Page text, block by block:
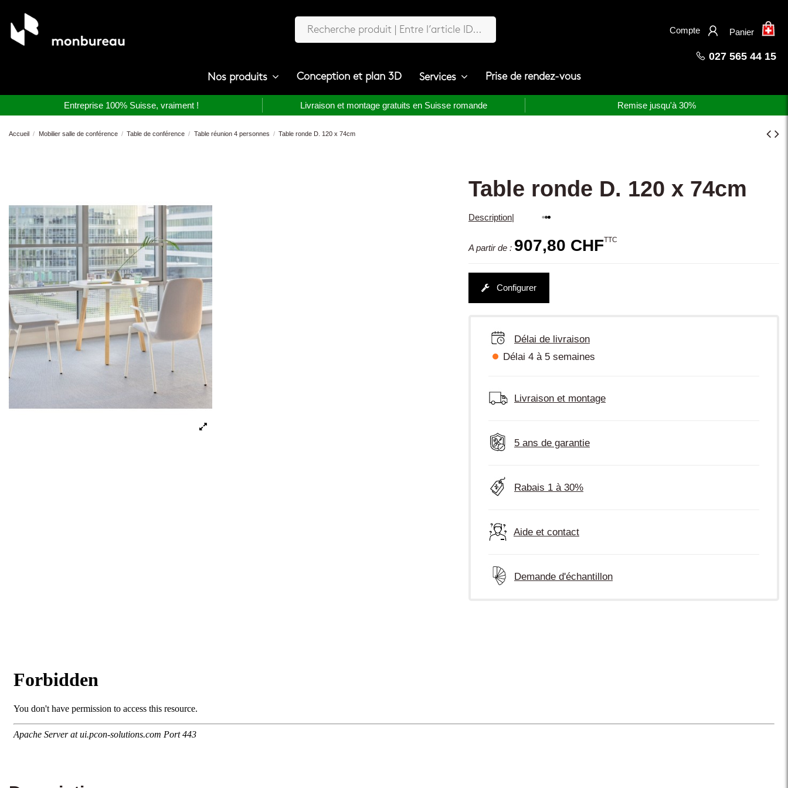
×
Compte Panier
027 565 44 15
Nos produits Conception et plan 3D Services Prise de rendez-vous
Entreprise 100% Suisse, vraiment ! Livraison et montage gratuits en Suisse romande Remise jusqu'à 30%
Accueil Mobilier salle de conférence Table de conférence Table réunion 4 personnes Table ronde D. 120 x 74cm
Table ronde D. 120 x 74cm
Description|
A partir de : 907,80 CHFTTC
Configurer
Délai de livraison
Délai 4 à 5 semaines
Livraison et montage
5 ans de garantie
Rabais 1 à 30%
Aide et contact
Demande d'échantillon